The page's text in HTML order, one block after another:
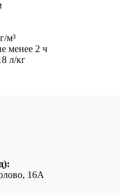
м³
менее 2 ч
л/кг
16А